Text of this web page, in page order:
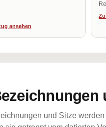
ansehen
und Sitze